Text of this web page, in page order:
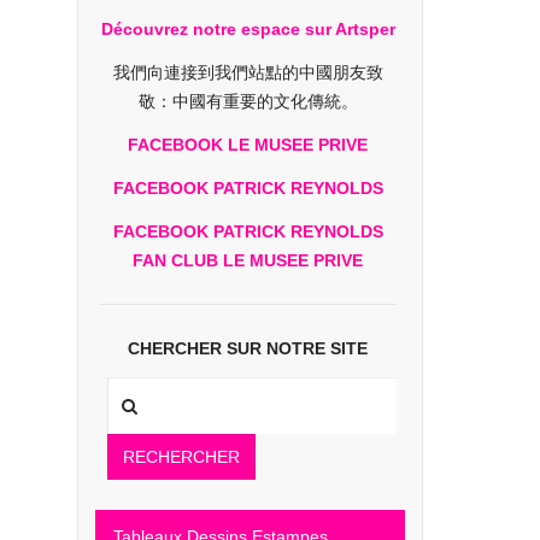
Découvrez notre espace sur Artsper
我們向連接到我們站點的中國朋友致
敬：中國有重要的文化傳統。
FACEBOOK LE MUSEE PRIVE
FACEBOOK PATRICK REYNOLDS
FACEBOOK PATRICK REYNOLDS
FAN CLUB LE MUSEE PRIVE
CHERCHER SUR NOTRE SITE
RECHERCHER